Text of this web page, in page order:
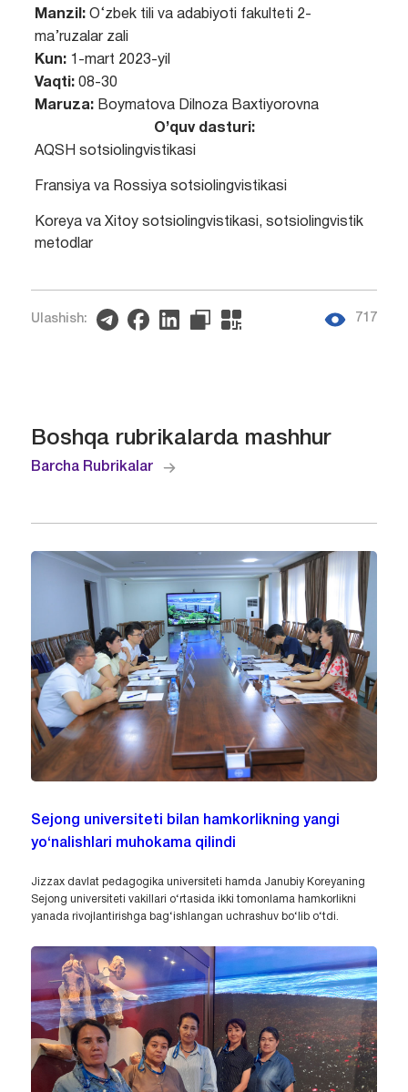
Manzil:O‘zbek tili va adabiyoti fakulteti 2-
ma’ruzalar zali
Kun: 1-mart 2023-yil
Vaqti:08-30
Maruza:Boymatova Dilnoza Baxtiyorovna
O’quv dasturi:
AQSH sotsiolingvistikasi
Fransiya va Rossiya sotsiolingvistikasi
Koreya va Xitoy sotsiolingvistikasi, sotsiolingvistik
metodlar
Ulashish: 717
Boshqa rubrikalarda mashhur
Barcha Rubrikalar
Sejong universiteti bilan hamkorlikning yangi
yo‘nalishlari muhokama qilindi
Jizzax davlat pedagogika universiteti hamda Janubiy Koreyaning
Sejong universiteti vakillari o‘rtasida ikki tomonlama hamkorlikni
yanada rivojlantirishga bag‘ishlangan uchrashuv bo‘lib o‘tdi.